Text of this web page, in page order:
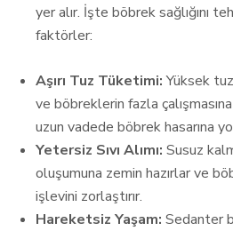
yer alır. İşte böbrek sağlığını
faktörler:
Aşırı Tuz Tüketimi:Yüksek tuz
ve böbreklerin fazla
uzun vadede böbrek hasarına
Yetersiz Sıvı Alımı: Susuz
oluşumuna zemin hazırlar ve
işlevini zorlaştırır.
Hareketsiz Yaşam: Sedanter